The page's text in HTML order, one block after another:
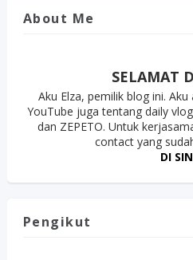
About Me
SELAMAT
Aku Elza, pemilik blog ini.
YouTube juga tentang daily
dan ZEPETO. Untuk
contact yang
DI
Pengikut